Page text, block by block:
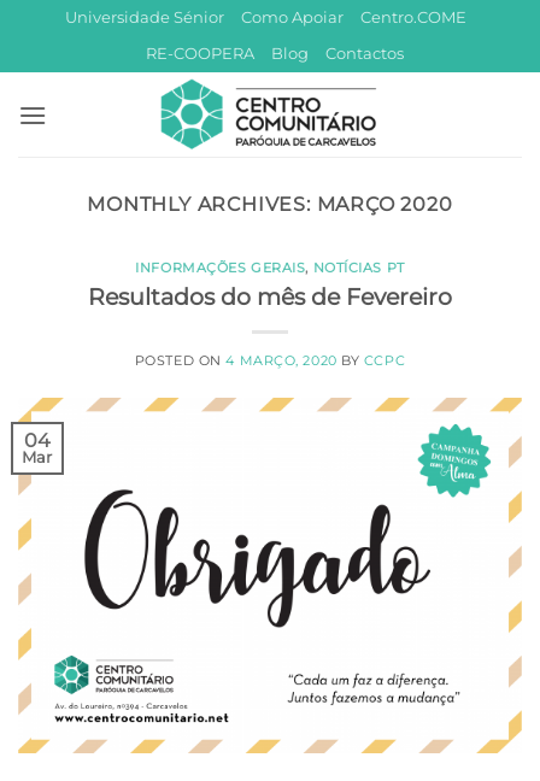
content
Universidade Sénior Como Apoiar
Centro.COME
RE-COOPERA
Blog Contactos
MONTHLY ARCHIVES: MARÇO 2020
INFORMAÇÕES GERAIS, NOTÍCIAS PT
Resultados do mês de Fevereiro
POSTED ON4 MARÇO, 2020 BY CCPC
04
Mar